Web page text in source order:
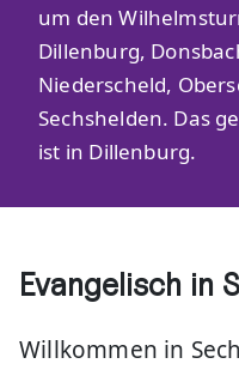
um den
Dillenburg,
Niederscheld,
Sechshelden. Das
ist in Dillenburg.
Evangelisch in
Willkommen in